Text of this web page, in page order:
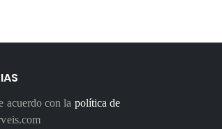
acuerdo con la política de